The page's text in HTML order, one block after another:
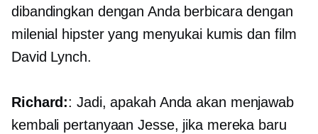
dibandingkan dengan Anda berbicara dengan
milenial hipster yang menyukai kumis dan film
David Lynch.
Richard:: Jadi, apakah Anda akan menjawab
kembali pertanyaan Jesse, jika mereka baru